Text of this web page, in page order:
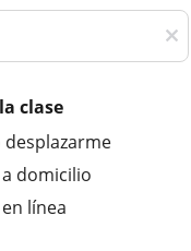
clase
desplazarme
domicilio
línea